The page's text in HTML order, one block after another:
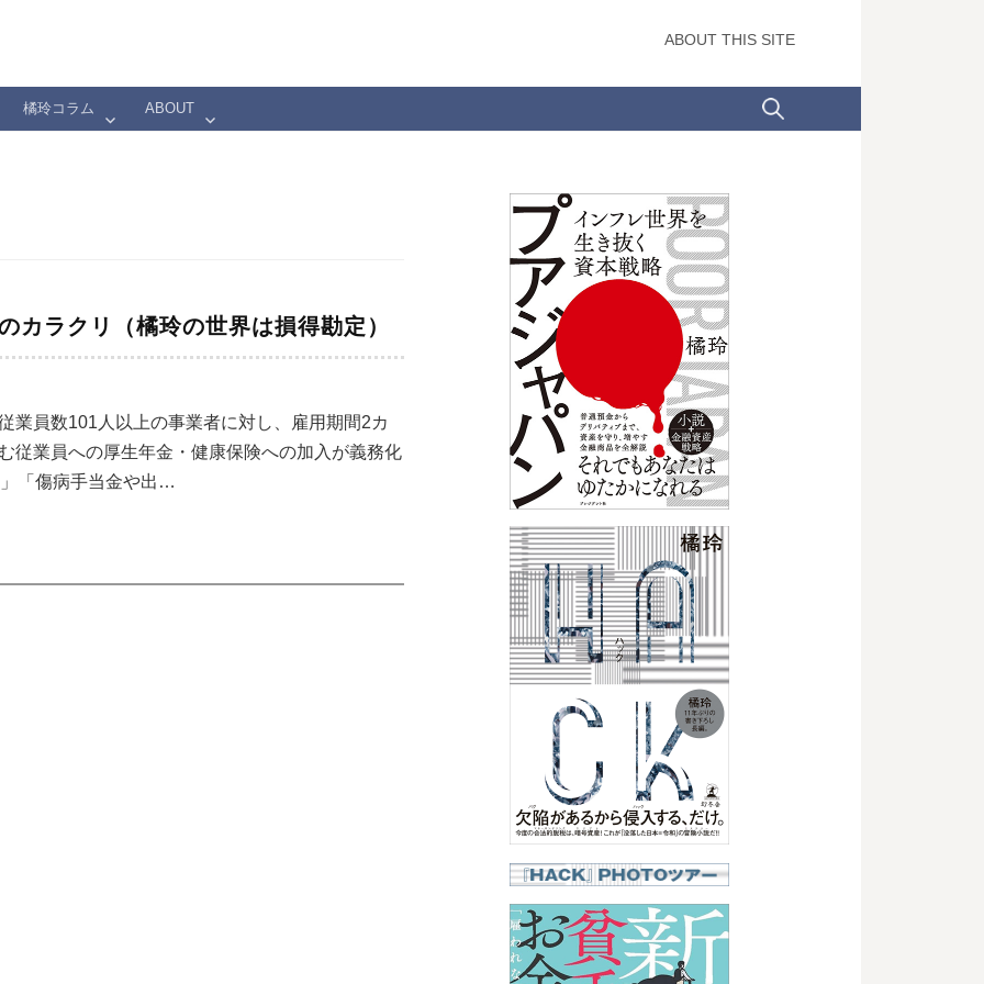
ABOUT THIS SITE
橘玲コラム ABOUT 検
ラクリ（橘玲の世界は損得勘定）
業員数101人以上の事業者に対し、雇用期間2カ
従業員への厚生年金・健康保険への加入が義務化
「傷病手当金や出…